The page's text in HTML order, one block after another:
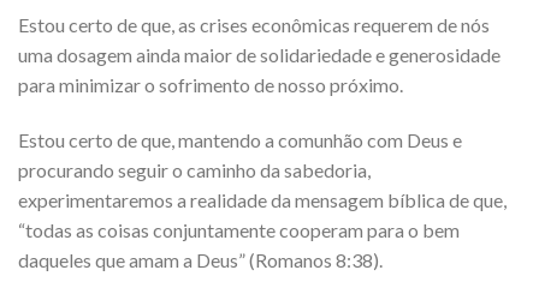
Estou certo de que, as crises econômicas requerem de nós
uma dosagem ainda maior de solidariedade e generosidade
para minimizar o sofrimento de nosso próximo.
Estou certo de que, mantendo a comunhão com Deus e
procurando seguir o caminho da sabedoria,
experimentaremos a realidade da mensagem bíblica de que,
“todas as coisas conjuntamente cooperam para o bem
daqueles que amam a Deus” (Romanos 8:38).